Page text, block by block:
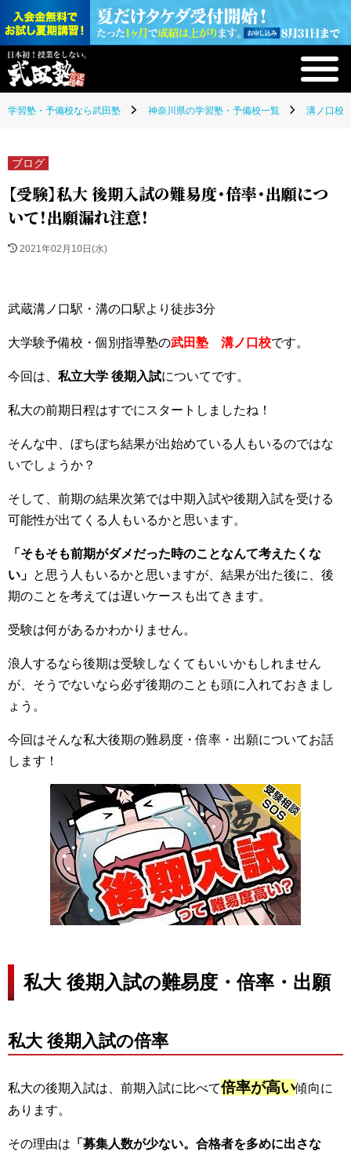
学習塾・予備校なら武田塾 神奈川県の学習塾・予備校一覧 溝ノ口校(
ブログ
【受験】私大 後期入試の難易度・倍率・出願につ
いて！出願漏れ注意！
2021年02月10日(水)
武蔵溝ノ口駅・溝の口駅より徒歩3分
大学験予備校・個別指導塾の武田塾 溝ノ口校です。
今回は、 私立大学 後期入試についてです。
私大の前期日程はすでにスタートしましたね！
そんな中、ぼちぼち結果が出始めている人もいるのではな
いでしょうか？
そして、前期の結果次第では中期入試や後期入試を受ける
可能性が出てくる人もいるかと思います。
「そもそも前期がダメだった時のことなんて考えたくな
い」 と思う人もいるかと思いますが、結果が出た後に、後
期のことを考えては遅いケースも出てきます。
受験は何があるかわかりません。
浪人するなら後期は受験しなくてもいいかもしれません
が、そうでないなら必ず後期のことも頭に入れておきまし
ょう。
今回はそんな私大後期の難易度・倍率・出願についてお話
します！
私大 後期入試の難易度・倍率・出願
私大 後期入試の倍率
私大の後期入試は、前期入試に比べて倍率が高い傾向に
あります。
その理由は 「募集人数が少ない。合格者を多めに出さな